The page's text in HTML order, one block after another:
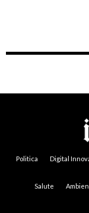
Politica Digital
Salute